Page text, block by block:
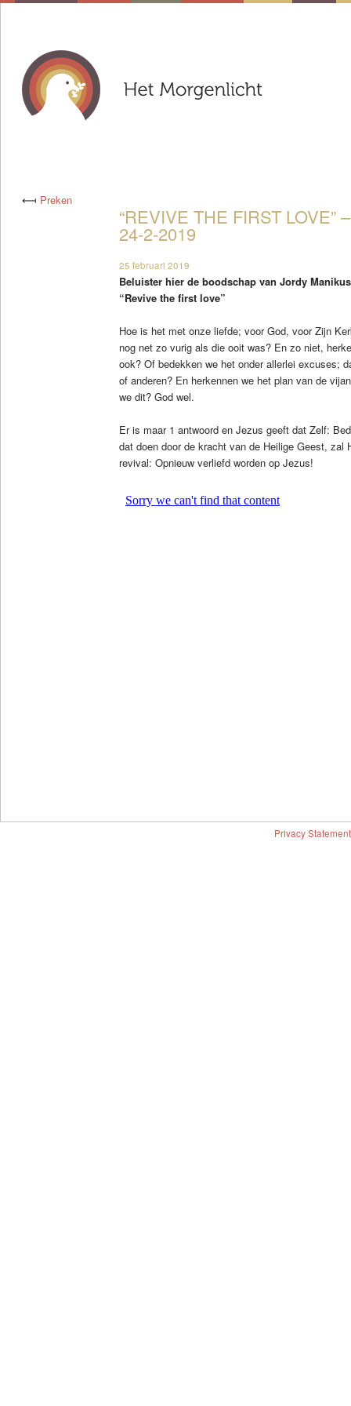
⟻ Preken
“REVIVE THE FIRST LOVE”
24-2-2019
25 februari 2019
Beluister hier de boodschap van Jordy
“Revive the first love”
Hoe is het met onze liefde; voor God, voor Zijn
nog net zo vurig als die ooit was? En zo niet,
ook? Of bedekken we het onder allerlei excuses;
of anderen? En herkennen we het plan van de
we dit? God wel.
Er is maar 1 antwoord en Jezus geeft dat Zelf:
dat doen door de kracht van de Heilige Geest, zal
revival: Opnieuw verliefd worden op Jezus!
Privacy Statement